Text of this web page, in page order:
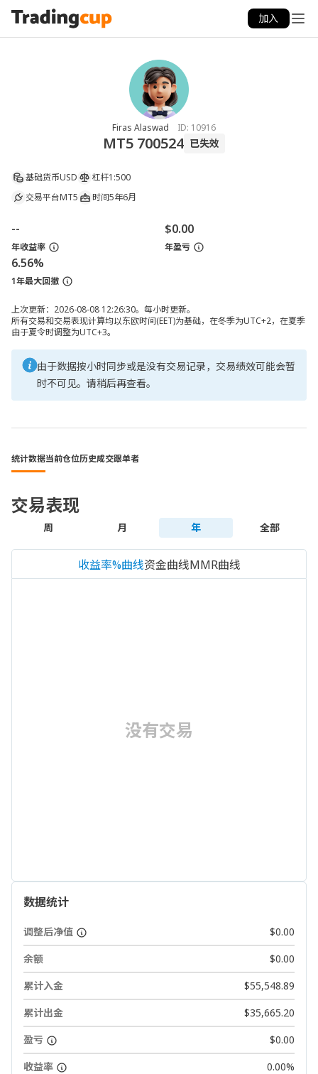
加入
Firas Alaswad ID: 10916
MT5 700524 已失效
基础货币USD 杠杆1:500
交易平台MT5 时间5年6月
--
年收益率
$0.00
年盈亏
6.56%
1年最大回撤
上次更新：2026-08-08 12:26:30。每小时更新。
所有交易和交易表现计算均以东欧时间(EET)为基础，在冬季为UTC+2，在夏季
由于夏令时调整为UTC+3。
由于数据按小时同步或是没有交易记录，交易绩效可能会暂
时不可见。请稍后再查看。
统计数据当前仓位历史成交跟单者
交易表现
周 月 年 全部
收益率%曲线资金曲线MMR曲线
没有交易
数据统计
调整后净值
$0.00
余额
$0.00
累计入金
$55,548.89
累计出金
$35,665.20
盈亏
$0.00
收益率
0.00%